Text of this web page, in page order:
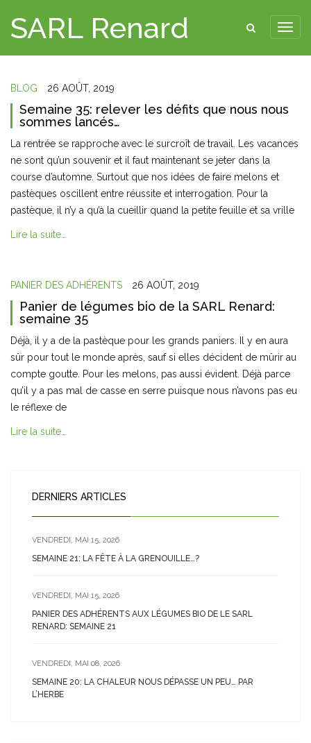
SARL Renard
BLOG 26 AOÛT, 2019
Semaine 35: relever les défits que nous nous
sommes lancés…
La rentrée se rapproche avec le surcroît de travail. Les vacances
ne sont qu’un souvenir et il faut maintenant se jeter dans la
course d’automne. Surtout que nos idées de faire melons et
pastèques oscillent entre réussite et interrogation. Pour la
pastèque, il n’y a qu’à la cueillir quand la petite feuille et sa vrille
Lire la suite…
PANIER DES ADHÉRENTS 26 AOÛT, 2019
Panier de légumes bio de la SARL Renard:
semaine 35
Déjà, il y a de la pastèque pour les grands paniers. Il y en aura
sûr pour tout le monde après, sauf si elles décident de mûrir au
compte goutte. Pour les melons, pas aussi évident. Déjà parce
qu’il y a pas mal de casse en serre puisque nous n’avons pas eu
le réflexe de
Lire la suite…
DERNIERS ARTICLES
VENDREDI, MAI 15, 2026
SEMAINE 21: LA FÊTE À LA GRENOUILLE…?
VENDREDI, MAI 15, 2026
PANIER DES ADHÉRENTS AUX LÉGUMES BIO DE LE SARL
RENARD: SEMAINE 21
VENDREDI, MAI 08, 2026
SEMAINE 20: LA CHALEUR NOUS DÉPASSE UN PEU… PAR
L’HERBE